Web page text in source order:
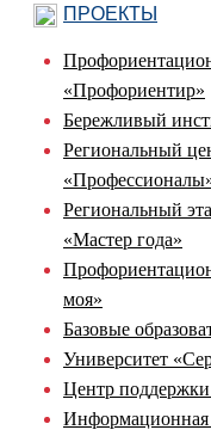
ПРОЕКТЫ
«Профориентир»
Бережливый
Региональный
Региональный
«Мастер года»
моя»
Базовые
Университет
Центр поддержки
Информационная